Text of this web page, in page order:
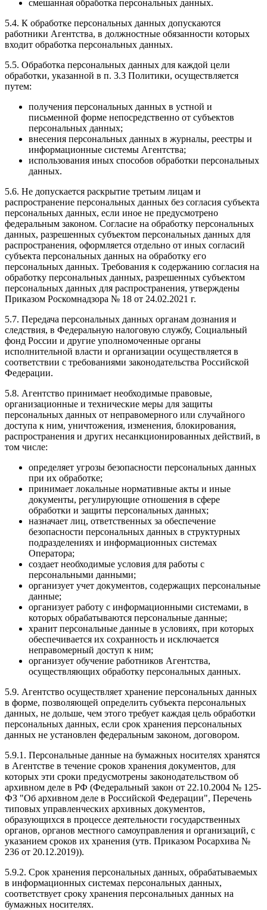
смешанная обработка персональных данных.
5.4. К обработке персональных данных допускаются
работники Агентства, в должностные обязанности которых
входит обработка персональных данных.
5.5. Обработка персональных данных для каждой цели
обработки, указанной в п. 3.3 Политики, осуществляется
путем:
получения персональных данных в устной и
письменной форме непосредственно от субъектов
персональных данных;
внесения персональных данных в журналы, реестры и
информационные системы Агентства;
использования иных способов обработки персональных
данных.
5.6. Не допускается раскрытие третьим лицам и
распространение персональных данных без согласия субъекта
персональных данных, если иное не предусмотрено
федеральным законом. Согласие на обработку персональных
данных, разрешенных субъектом персональных данных для
распространения, оформляется отдельно от иных согласий
субъекта персональных данных на обработку его
персональных данных. Требования к содержанию согласия на
обработку персональных данных, разрешенных субъектом
персональных данных для распространения, утверждены
Приказом Роскомнадзора № 18 от 24.02.2021 г.
5.7. Передача персональных данных органам дознания и
следствия, в Федеральную налоговую службу, Социальный
фонд России и другие уполномоченные органы
исполнительной власти и организации осуществляется в
соответствии с требованиями законодательства Российской
Федерации.
5.8. Агентство принимает необходимые правовые,
организационные и технические меры для защиты
персональных данных от неправомерного или случайного
доступа к ним, уничтожения, изменения, блокирования,
распространения и других несанкционированных действий, в
том числе:
определяет угрозы безопасности персональных данных
при их обработке;
принимает локальные нормативные акты и иные
документы, регулирующие отношения в сфере
обработки и защиты персональных данных;
назначает лиц, ответственных за обеспечение
безопасности персональных данных в структурных
подразделениях и информационных системах
Оператора;
создает необходимые условия для работы с
персональными данными;
организует учет документов, содержащих персональные
данные;
организует работу с информационными системами, в
которых обрабатываются персональные данные;
хранит персональные данные в условиях, при которых
обеспечивается их сохранность и исключается
неправомерный доступ к ним;
организует обучение работников Агентства,
осуществляющих обработку персональных данных.
5.9. Агентство осуществляет хранение персональных данных
в форме, позволяющей определить субъекта персональных
данных, не дольше, чем этого требует каждая цель обработки
персональных данных, если срок хранения персональных
данных не установлен федеральным законом, договором.
5.9.1. Персональные данные на бумажных носителях хранятся
в Агентстве в течение сроков хранения документов, для
которых эти сроки предусмотрены законодательством об
архивном деле в РФ (Федеральный закон от 22.10.2004 № 125-
ФЗ "Об архивном деле в Российской Федерации", Перечень
типовых управленческих архивных документов,
образующихся в процессе деятельности государственных
органов, органов местного самоуправления и организаций, с
указанием сроков их хранения (утв. Приказом Росархива №
236 от 20.12.2019)).
5.9.2. Срок хранения персональных данных, обрабатываемых
в информационных системах персональных данных,
соответствует сроку хранения персональных данных на
бумажных носителях.